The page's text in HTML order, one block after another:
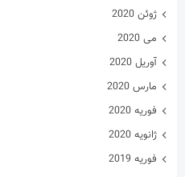
ژوئن 2020
می 2020
آوریل 2020
مارس 2020
فوریه 2020
ژانویه 2020
فوریه 2019